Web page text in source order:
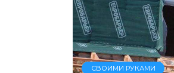
СВОИМИ РУКАМИ